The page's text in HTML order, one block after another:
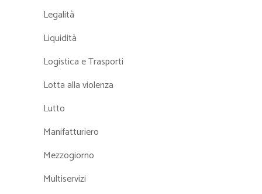
Legalità
Liquidità
Logistica e Trasporti
Lotta alla violenza
Lutto
Manifatturiero
Mezzogiorno
Multiservizi